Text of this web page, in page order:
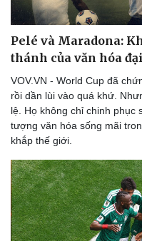
Thể thao
Bóng đá
Lịch thi đấu bóng đá
Thế giới thể thao
eSports
Pelé và Maradona:
thánh của văn hóa
VOV.VN - World Cup đã
rồi dần lùi vào quá khứ.
lệ. Họ không chỉ chinh phục
tượng văn hóa sống mãi
khắp thế giới.